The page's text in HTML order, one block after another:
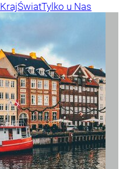
KrajŚwiatTylko u Nas